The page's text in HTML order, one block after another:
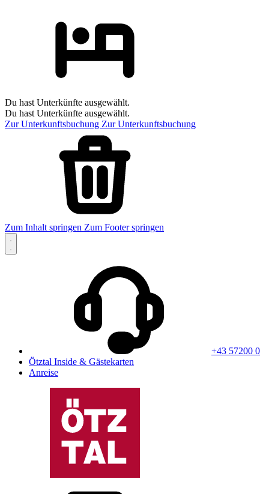
Du hast Unterkünfte ausgewählt.
Du hast Unterkünfte ausgewählt.
Zur Unterkunftsbuchung Zur Unterkunftsbuchung
Zum Inhalt springen Zum Footer springen
+43 57200 0
Ötztal Inside & Gästekarten
Anreise